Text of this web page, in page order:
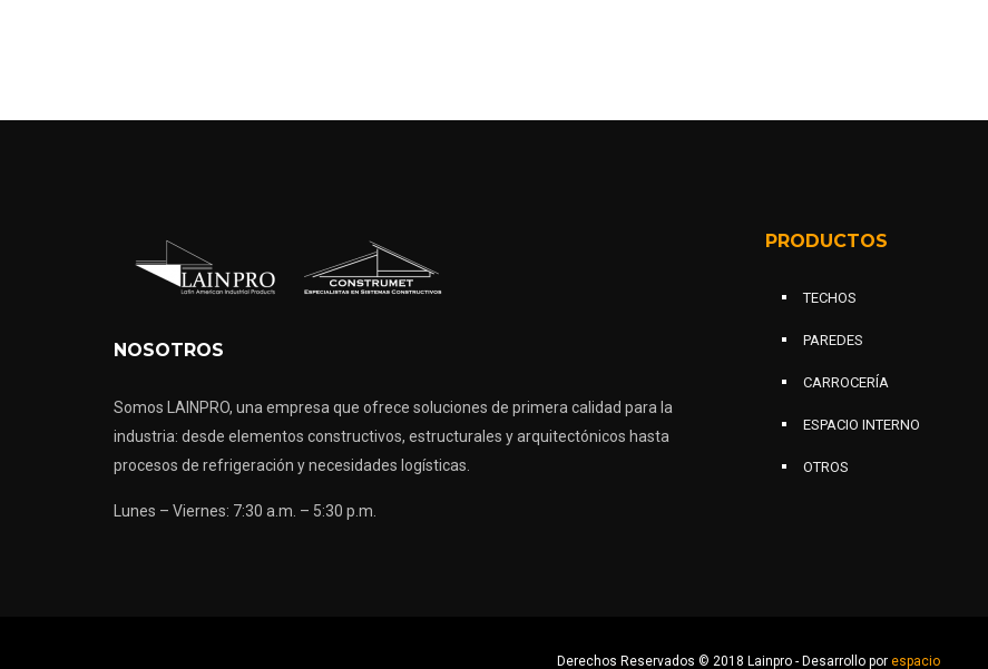
NOSOTROS
Somos LAINPRO, una empresa que ofrece soluciones de primera calidad para la
industria: desde elementos constructivos, estructurales y arquitectónicos hasta
procesos de refrigeración y necesidades logísticas.
Lunes – Viernes: 7:30 a.m. – 5:30 p.m.
PRODUCTOS
TECHOS
PAREDES
CARROCERÍA
ESPACIO INTERNO
OTROS
Derechos Reservados © 2018 Lainpro - Desarrollo por espacio